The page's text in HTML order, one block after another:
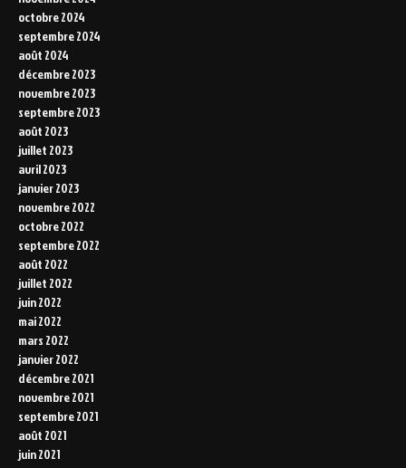
octobre 2024
septembre 2024
août 2024
décembre 2023
novembre 2023
septembre 2023
août 2023
juillet 2023
avril 2023
janvier 2023
novembre 2022
octobre 2022
septembre 2022
août 2022
juillet 2022
juin 2022
mai 2022
mars 2022
janvier 2022
décembre 2021
novembre 2021
septembre 2021
août 2021
juin 2021